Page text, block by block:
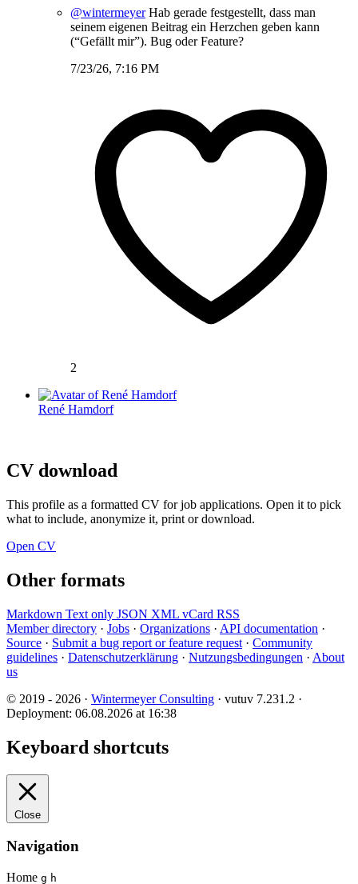
@wintermeyerHab gerade festgestellt, dass man
seinem eigenen Beitrag ein Herzchen geben kann
(“Gefällt mir”). Bug oder Feature?
7/23/26, 7:16 PM
2
René Hamdorf
CV download
This profile as a formatted CV for job applications. Open it to pick
what to include, anonymize it, print or download.
Open CV
Other formats
Markdown Text only JSON XML vCard RSS
Member directory · Jobs · Organizations · API documentation ·
Source · Submit a bug report or feature request · Community
guidelines · Datenschutzerklärung · Nutzungsbedingungen · About
us
© 2019 - 2026 · Wintermeyer Consulting · vutuv 7.231.2 ·
Deployment: 06.08.2026 at 16:38
Keyboard shortcuts
Close
Navigation
Home g h